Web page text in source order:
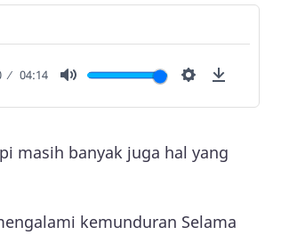
04:14
masih banyak juga hal yang
kemunduran Selama